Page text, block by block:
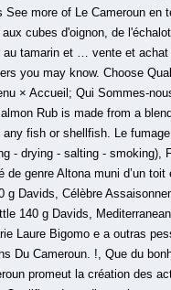
more of Le Cameroun en
cubes d'oignon, de
tamarin et … vente et
you may know. Choose
× Accueil; Qui Sommes-
Rub is made from a
fish or shellfish. Le
- drying - salting - smoking),
de genre Altona muni d’un
Davids, Célèbre
140 g Davids,
Laure Bigomo e a outras
Du Cameroun. !, Que du
promeut la création des